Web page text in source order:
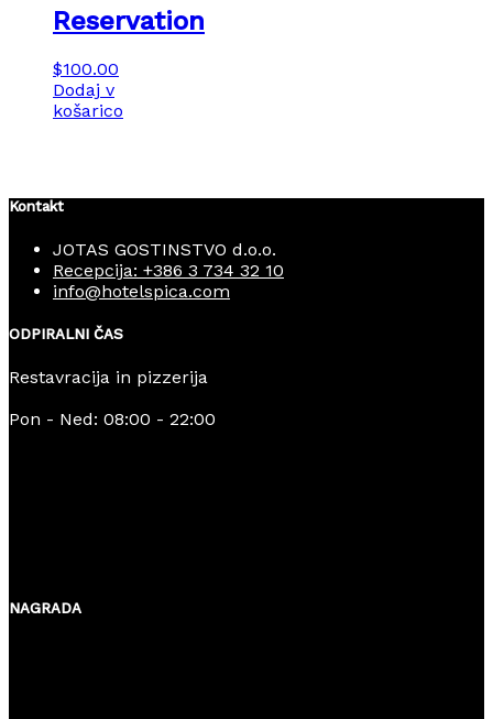
Reservation
$100.00
Dodaj v
košarico
Kontakt
JOTAS GOSTINSTVO d.o.o.
Recepcija: +386 3 734 32 10
info@hotelspica.com
ODPIRALNI ČAS
Restavracija in pizzerija
Pon - Ned: 08:00 - 22:00
NAGRADA